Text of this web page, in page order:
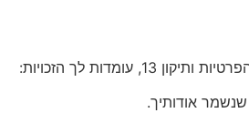
שנשמר אודותיך.